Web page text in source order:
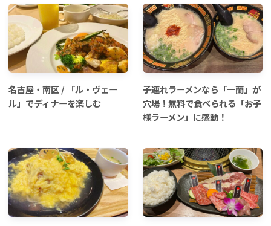
名古屋・南区 / 「ル・ヴェー
ル」でディナーを楽しむ
子連れラーメンなら「一蘭」が
穴場！無料で食べられる「お子
様ラーメン」に感動！